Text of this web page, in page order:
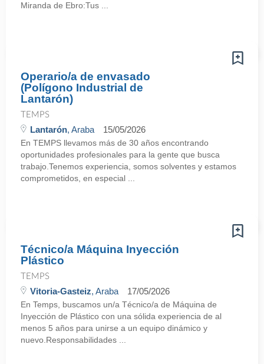
Miranda de Ebro:Tus ...
Operario/a de envasado
(Polígono Industrial de
Lantarón)
TEMPS
Lantarón, Araba 15/05/2026
En TEMPS llevamos más de 30 años encontrando
oportunidades profesionales para la gente que busca
trabajo.Tenemos experiencia, somos solventes y estamos
comprometidos, en especial ...
Técnico/a Máquina Inyección
Plástico
TEMPS
Vitoria-Gasteiz, Araba 17/05/2026
En Temps, buscamos un/a Técnico/a de Máquina de
Inyección de Plástico con una sólida experiencia de al
menos 5 años para unirse a un equipo dinámico y
nuevo.Responsabilidades ...